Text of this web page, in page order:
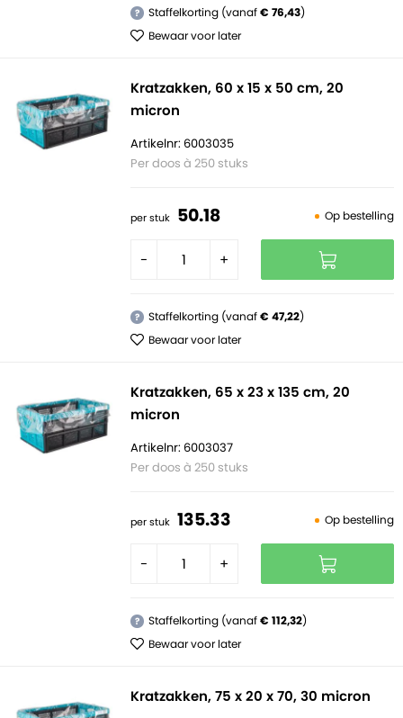
? Staffelkorting (vanaf€ 76,43)
Bewaar voor later
Kratzakken, 60 x 15 x 50 cm, 20
micron
Artikelnr: 6003035
Per doos à 250 stuks
per stuk 50.18 Op bestelling
- +
? Staffelkorting (vanaf€ 47,22)
Bewaar voor later
Kratzakken, 65 x 23 x 135 cm, 20
micron
Artikelnr: 6003037
Per doos à 250 stuks
per stuk 135.33 Op bestelling
- +
? Staffelkorting (vanaf€ 112,32)
Bewaar voor later
Kratzakken, 75 x 20 x 70, 30 micron